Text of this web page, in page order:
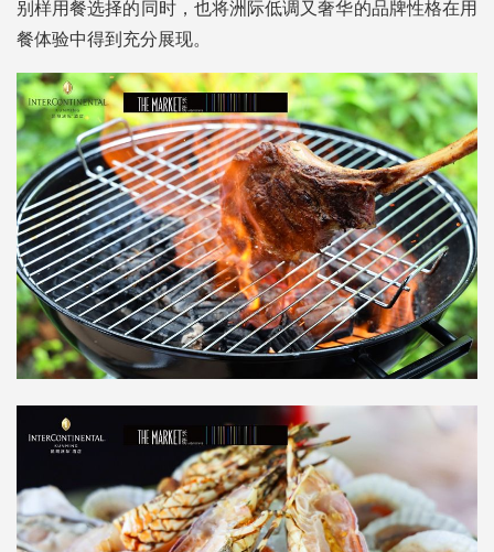
别样用餐选择的同时，也将洲际低调又奢华的品牌性格在用
餐体验中得到充分展现。